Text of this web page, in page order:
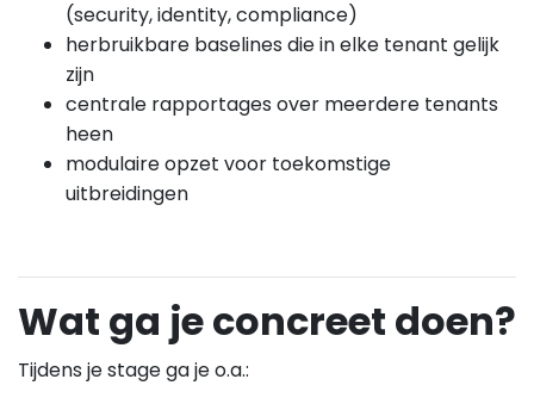
(security, identity, compliance)
herbruikbare baselines die in elke tenant gelijk
zijn
centrale rapportages over meerdere tenants
heen
modulaire opzet voor toekomstige
uitbreidingen
Wat ga je concreet doen?
Tijdens je stage ga je o.a.: